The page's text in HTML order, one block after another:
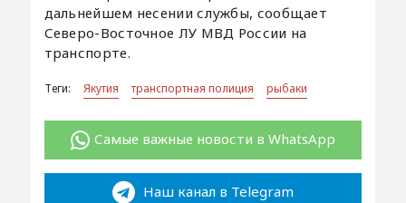
дальнейшем несении службы, сообщает
Северо-Восточное ЛУ МВД России на
транспорте.
Теги: Якутия транспортная полиция рыбаки
Самые важные новости в WhatsApp
Наш канал в Telegram